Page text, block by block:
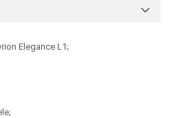
Elegance L1;